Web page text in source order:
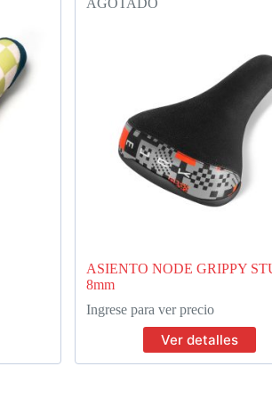
ASIENTO NODE GRIPPY
8mm
Ingrese para ver precio
Ver detalles